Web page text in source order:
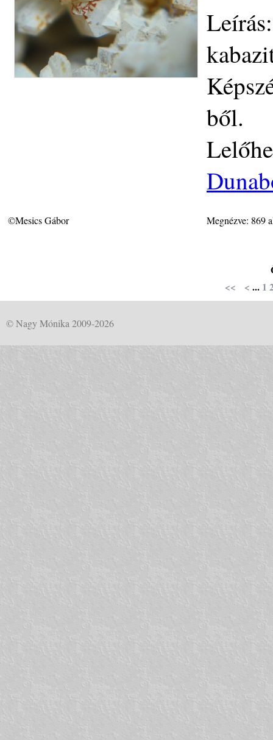
ből.
©Mesics Gábor Megnézve: 869
<<
< ... 1
© Nagy Mónika 2009-2026